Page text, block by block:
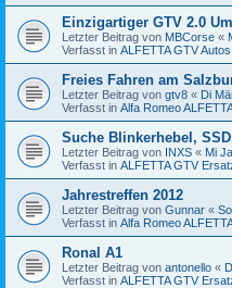
Einzigartiger GTV 2.0
Letzter Beitrag von MBCorse «
Verfasst in ALFETTA GTV
Freies Fahren am
Letzter Beitrag von gtv8 « Di
Verfasst in Alfa Romeo
Suche Blinkerhebel,
Letzter Beitrag von INXS « Mi
Verfasst in ALFETTA GTV
Jahrestreffen 2012
Letzter Beitrag von Gunnar «
Verfasst in Alfa Romeo
Ronal A1
Letzter Beitrag von antonello «
Verfasst in ALFETTA GTV